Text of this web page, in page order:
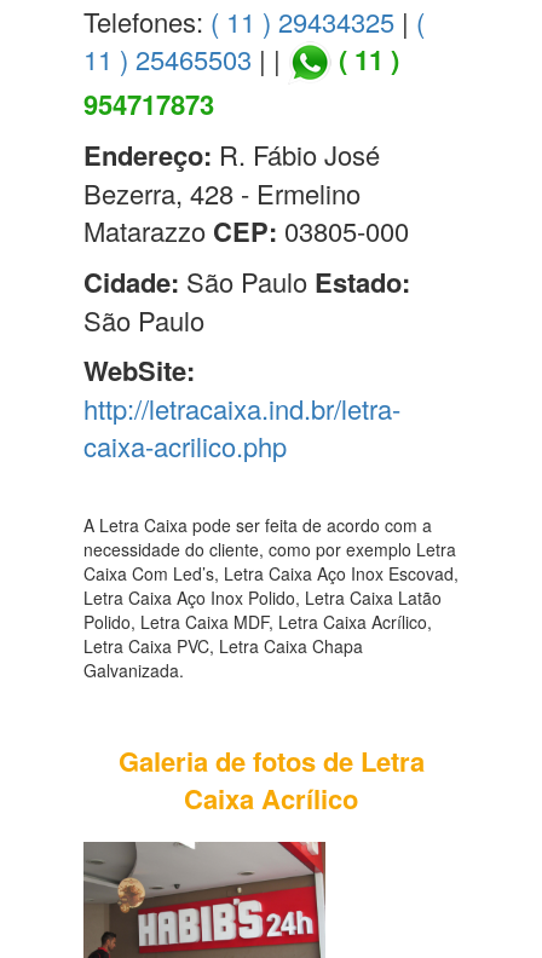
Telefones: ( 11 ) 29434325 | (
11 ) 25465503 | |
( 11 )
954717873
Endereço: R. Fábio José
Bezerra, 428 - Ermelino
Matarazzo CEP: 03805-000
Cidade: São Paulo Estado:
São Paulo
WebSite:
http://letracaixa.ind.br/letra-
caixa-acrilico.php
A Letra Caixa pode ser feita de acordo com a
necessidade do cliente, como por exemplo Letra
Caixa Com Led’s, Letra Caixa Aço Inox Escovad,
Letra Caixa Aço Inox Polido, Letra Caixa Latão
Polido, Letra Caixa MDF, Letra Caixa Acrílico,
Letra Caixa PVC, Letra Caixa Chapa
Galvanizada.
Galeria de fotos de Letra
Caixa Acrílico